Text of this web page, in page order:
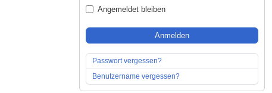
Angemeldet bleiben
Anmelden
Passwort vergessen?
Benutzername vergessen?